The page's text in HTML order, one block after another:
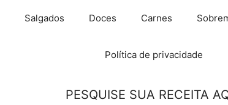
Salgados Doces Carnes
Política de privacidade
PESQUISE SUA RECEITA